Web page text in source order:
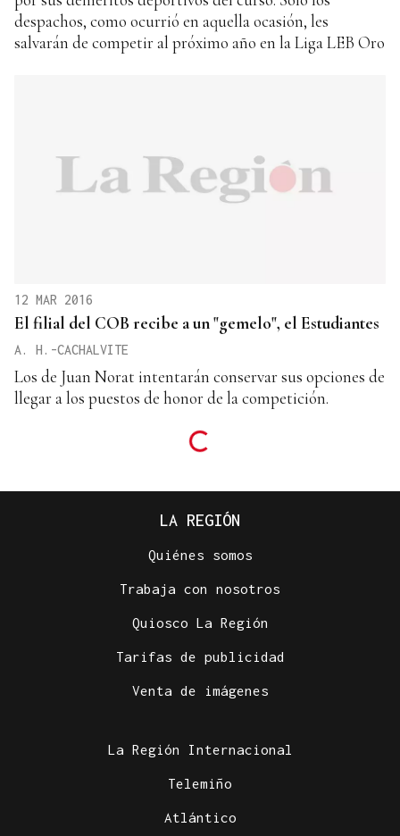
despachos, como ocurrió en aquella ocasión, les
salvarán de competir al próximo año en la Liga LEB Oro
12 MAR 2016
El filial del COB recibe a un "gemelo", el Estudiantes
A. H.-CACHALVITE
Los de Juan Norat intentarán conservar sus opciones de
llegar a los puestos de honor de la competición.
LA REGIÓN
Quiénes somos
Trabaja con nosotros
Quiosco La Región
Tarifas de publicidad
Venta de imágenes
La Región Internacional
Telemiño
Atlántico